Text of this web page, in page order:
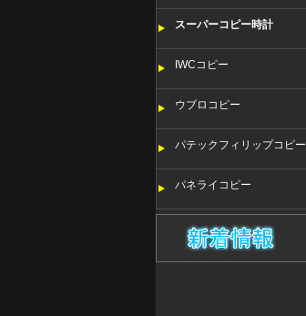
スーパーコピー時計
IWCコピー
ウブロコピー
パテックフィリップコピー
パネライコピー